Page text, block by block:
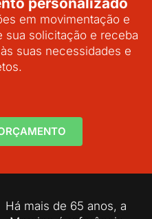
em movimentação e
sua solicitação e receba
suas necessidades e
Há mais de 65 anos, a